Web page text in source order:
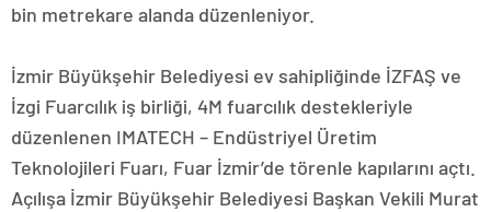
bin metrekare alanda düzenleniyor.
İzmir Büyükşehir Belediyesi ev sahipliğinde İZFAŞ ve
İzgi Fuarcılık iş birliği, 4M fuarcılık destekleriyle
düzenlenen IMATECH – Endüstriyel Üretim
Teknolojileri Fuarı, Fuar İzmir’de törenle kapılarını açtı.
Açılışa İzmir Büyükşehir Belediyesi Başkan Vekili Murat